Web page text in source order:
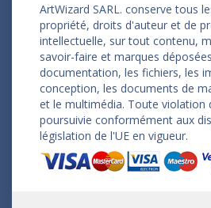
ArtWizard SARL. conserve tous
propriété, droits d'auteur et de
intellectuelle, sur tout contenu,
savoir-faire et marques
documentation, les fichiers, les
conception, les documents de
et le multimédia. Toute violation
poursuivie conformément aux
législation de l'UE en vigueur.